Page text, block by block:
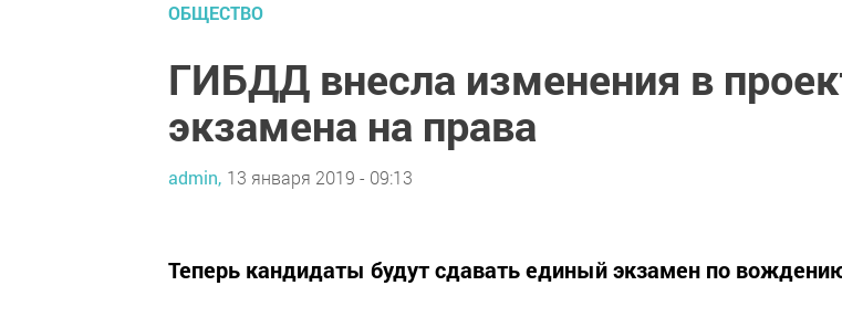
ОБЩЕСТВО
ГИБДД внесла изменения в
экзамена на права
admin, 13 января 2019 - 09:13
Теперь кандидаты будут сдавать единый экзамен по